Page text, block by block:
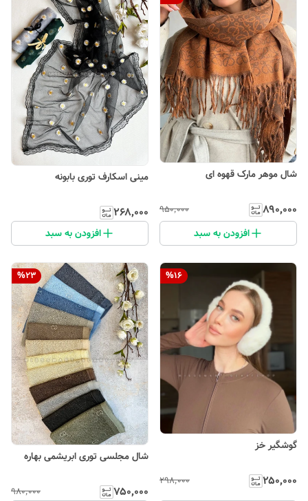
شال موهر مارک قهوه ای
۸۹۰٬۰۰۰ ۹۵۰٬۰۰۰
افزودن به سبد
مینی اسکارف توری بابونه
۲۶۸٬۰۰۰
افزودن به سبد
%16
گوشگیر خز
۲۵۰٬۰۰۰ ۲۹۸٬۰۰۰
%23
شال مجلسی توری ابریشمی بهاره
۷۵۰٬۰۰۰ ۹۸۰٬۰۰۰